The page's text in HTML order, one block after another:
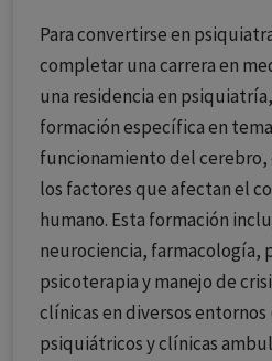
Para convertirse en
completar una carrera en
una residencia en
formación específica en
funcionamiento del cerebro,
los factores que afectan el
humano. Esta formación
neurociencia, farmacología,
psicoterapia y manejo de
clínicas en diversos
psiquiátricos y clínicas